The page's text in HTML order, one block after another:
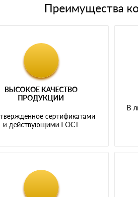
Преимущества
ВЫСОКОЕ КАЧЕСТВО
ПРОДУКЦИИ
сертификатами
и действующими ГОСТ
В